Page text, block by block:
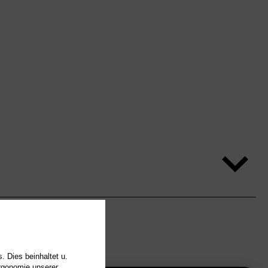
Dies beinhaltet u.